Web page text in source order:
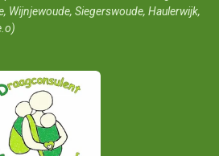
Wijnjewoude, Siegerswoude, Haulerwijk,